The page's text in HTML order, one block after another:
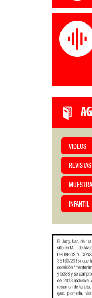
VIDEOS
REVISTAS
INFANTIL